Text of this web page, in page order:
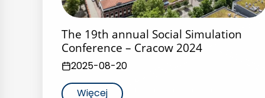
The 19th annual Social Simulation
Conference – Cracow 2024
2025-08-20
Więcej